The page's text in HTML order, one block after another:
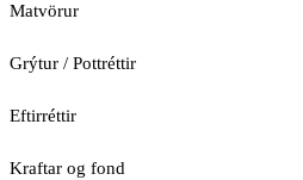
Matvörur
Grýtur / Pottréttir
Eftirréttir
Kraftar og fond